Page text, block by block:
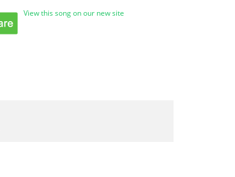
View this song on our new site